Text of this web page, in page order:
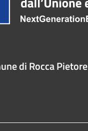
di Rocca Pietore